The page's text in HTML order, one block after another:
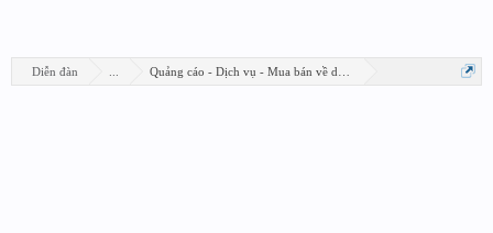
Diễn đàn Quảng cáo - Dịch vụ - Mua bán về design